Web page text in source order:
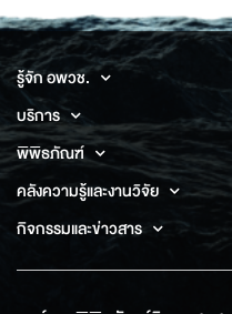
รู้จัก อพวช.
บริการ
พิพิธภัณฑ์
คลังความรู้และงานวิจัย
กิจกรรมและข่าวสาร